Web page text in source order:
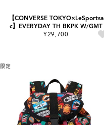
【CONVERSE TOKYO×LeSportsa
c】EVERYDAY TH BKPK W/GMT
¥29,700
限定